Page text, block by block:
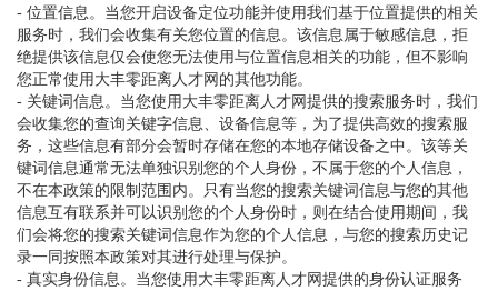
- 位置信息。当您开启设备定位功能并使用我们基于位置提供的相关
服务时，我们会收集有关您位置的信息。该信息属于敏感信息，拒
绝提供该信息仅会使您无法使用与位置信息相关的功能，但不影响
您正常使用大丰零距离人才网的其他功能。
- 关键词信息。当您使用大丰零距离人才网提供的搜索服务时，我们
会收集您的查询关键字信息、设备信息等，为了提供高效的搜索服
务，这些信息有部分会暂时存储在您的本地存储设备之中。该等关
键词信息通常无法单独识别您的个人身份，不属于您的个人信息，
不在本政策的限制范围内。只有当您的搜索关键词信息与您的其他
信息互有联系并可以识别您的个人身份时，则在结合使用期间，我
们会将您的搜索关键词信息作为您的个人信息，与您的搜索历史记
录一同按照本政策对其进行处理与保护。
- 真实身份信息。当您使用大丰零距离人才网提供的身份认证服务